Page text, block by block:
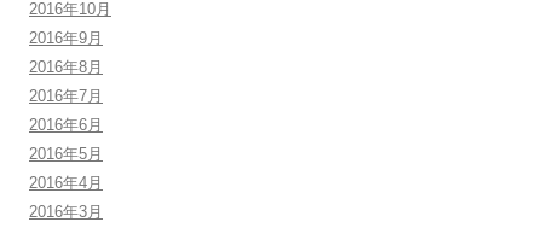
2016年10月
2016年9月
2016年8月
2016年7月
2016年6月
2016年5月
2016年4月
2016年3月